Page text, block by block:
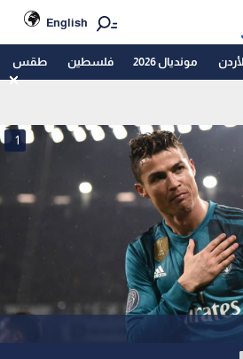
English
مونديال 2026 فلسطين طقس
1